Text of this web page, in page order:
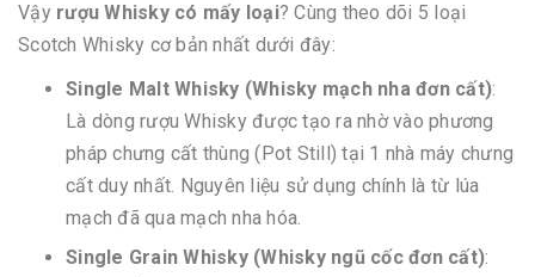
Vậy rượu Whisky có mấy loại? Cùng theo dõi 5 loại
Scotch Whisky cơ bản nhất dưới đây:
Single Malt Whisky (Whisky mạch nha đơn cất):
Là dòng rượu Whisky được tạo ra nhờ vào phương
pháp chưng cất thùng (Pot Still) tại 1 nhà máy chưng
cất duy nhất. Nguyên liệu sử dụng chính là từ lúa
mạch đã qua mạch nha hóa.
Single Grain Whisky (Whisky ngũ cốc đơn cất):